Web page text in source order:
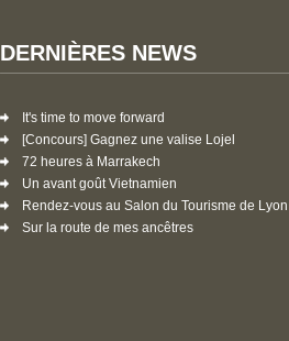
DERNIÈRES NEWS
It's time to move forward
[Concours] Gagnez une valise Lojel
72 heures à Marrakech
Un avant goût Vietnamien
Rendez-vous au Salon du Tourisme de
Sur la route de mes ancêtres